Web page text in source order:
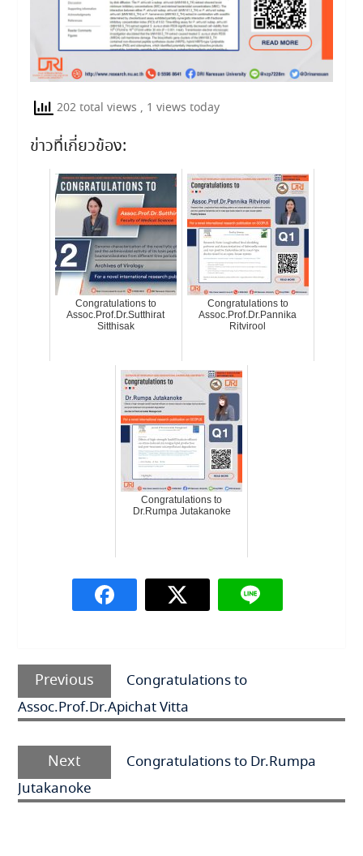
202 total views , 1 views today
ข่าวที่เกี่ยวข้อง:
Congratulations to
Assoc.Prof.Dr.Sutthirat
Sitthisak
Congratulations to
Assoc.Prof.Dr.Pannika
Ritvirool
Congratulations to
Dr.Rumpa Jutakanoke
แนะแนว
เรื่อง
Previous
Previous
post:
Congratulations to
Assoc.Prof.Dr.Apichat Vitta
Next
Next
post:
Congratulations to Dr.Rumpa
Jutakanoke